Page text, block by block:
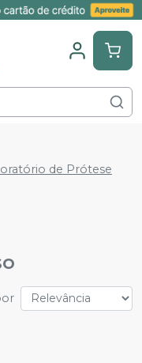
de Prótese